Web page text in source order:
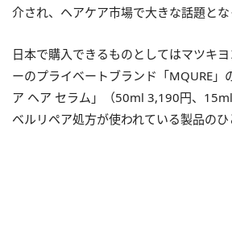
介され、ヘアケア市場で大きな話題とな
日本で購入できるものとしてはマツキ
ーのプライベートブランド「MQURE」
ア ヘア セラム」（50ml 3,190円、
ベルリペア処方が使われている製品のひ